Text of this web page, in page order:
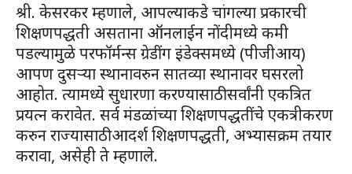
श्री. केसरकर म्हणाले, आपल्याकडे चांगल्या प्रकारची
शिक्षणपद्धती असताना ऑनलाईन नोंदीमध्ये कमी
पडल्यामुळे परफॉर्मन्स ग्रेडींग इंडेक्समध्ये (पीजीआय)
आपण दुसऱ्या स्थानावरुन सातव्या स्थानावर घसरलो
आहोत. त्यामध्ये सुधारणा करण्यासाठी सर्वांनी एकत्रित
प्रयत्न करावेत. सर्व मंडळांच्या शिक्षणपद्धतींचे एकत्रीकरण
करुन राज्यासाठी आदर्श शिक्षणपद्धती, अभ्यासक्रम तयार
करावा, असेही ते म्हणाले.